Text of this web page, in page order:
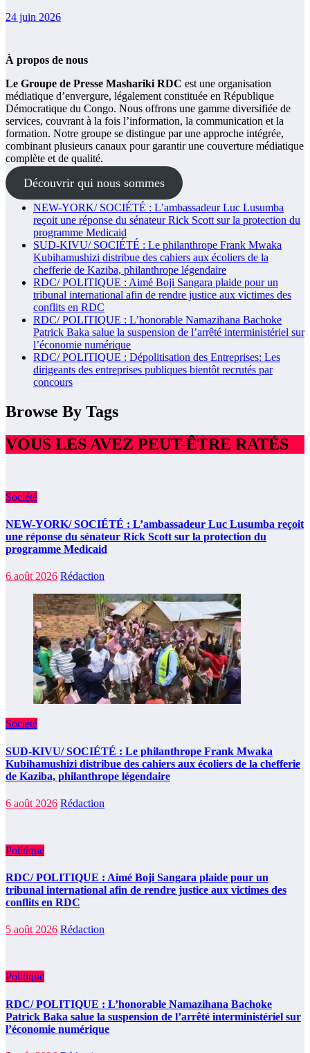
24 juin 2026
À propos de nous
Le Groupe de Presse Mashariki RDC est une organisation
médiatique d’envergure, légalement constituée en République
Démocratique du Congo. Nous offrons une gamme diversifiée de
services, couvrant à la fois l’information, la communication et la
formation. Notre groupe se distingue par une approche intégrée,
combinant plusieurs canaux pour garantir une couverture médiatique
complète et de qualité.
Découvrir qui nous sommes
NEW-YORK/ SOCIÉTÉ : L’ambassadeur Luc Lusumba
reçoit une réponse du sénateur Rick Scott sur la protection du
programme Medicaid
SUD-KIVU/ SOCIÉTÉ : Le philanthrope Frank Mwaka
Kubihamushizi distribue des cahiers aux écoliers de la
chefferie de Kaziba, philanthrope légendaire
RDC/ POLITIQUE : Aimé Boji Sangara plaide pour un
tribunal international afin de rendre justice aux victimes des
conflits en RDC
RDC/ POLITIQUE : L’honorable Namazihana Bachoke
Patrick Baka salue la suspension de l’arrêté interministériel sur
l’économie numérique
RDC/ POLITIQUE : Dépolitisation des Entreprises: Les
dirigeants des entreprises publiques bientôt recrutés par
concours
Browse By Tags
VOUS LES AVEZ PEUT-ÊTRE RATÉS
Société
NEW-YORK/ SOCIÉTÉ : L’ambassadeur Luc Lusumba reçoit
une réponse du sénateur Rick Scott sur la protection du
programme Medicaid
6 août 2026 Rédaction
Société
SUD-KIVU/ SOCIÉTÉ : Le philanthrope Frank Mwaka
Kubihamushizi distribue des cahiers aux écoliers de la chefferie
de Kaziba, philanthrope légendaire
6 août 2026 Rédaction
Politique
RDC/ POLITIQUE : Aimé Boji Sangara plaide pour un
tribunal international afin de rendre justice aux victimes des
conflits en RDC
5 août 2026 Rédaction
Politique
RDC/ POLITIQUE : L’honorable Namazihana Bachoke
Patrick Baka salue la suspension de l’arrêté interministériel sur
l’économie numérique